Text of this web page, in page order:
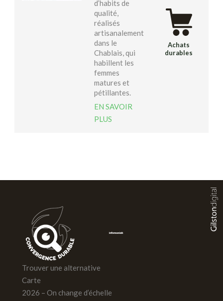
d’habits de
qualité,
réalisés
artisanalement
dans le
Chablais, qui
habillent les
femmes
matures et
pétillantes.
EN SAVOIR
PLUS
Achats
durables
Trouver une alternative
Carte
2026 – On change d’échelle